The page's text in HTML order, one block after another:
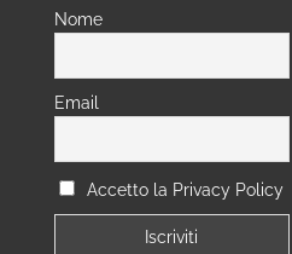
Nome
Email
Accetto la Privacy Policy